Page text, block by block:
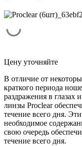
Цену уточняйте
В отличие от
краткого периода
раздражения в глазах
линзы Proclear
течение всего дня.
необходимое
свою очередь
течение всего дня.